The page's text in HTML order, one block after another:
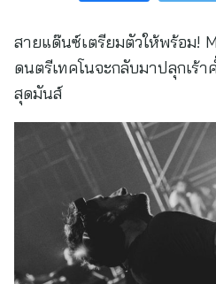
สายแด๊นซ์เตรียมตัวให้พร้อม!
ดนตรีเทคโนจะกลับมาปลุกเร้า
สุดมันส์